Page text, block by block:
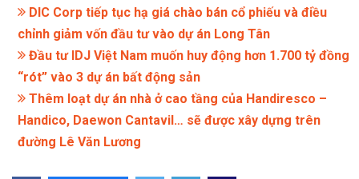
DIC Corp tiếp tục hạ giá chào bán cổ phiếu và điều
chỉnh giảm vốn đầu tư vào dự án Long Tân
Đầu tư IDJ Việt Nam muốn huy động hơn 1.700 tỷ đồng
“rót” vào 3 dự án bất động sản
Thêm loạt dự án nhà ở cao tầng của Handiresco –
Handico, Daewon Cantavil… sẽ được xây dựng trên
đường Lê Văn Lương